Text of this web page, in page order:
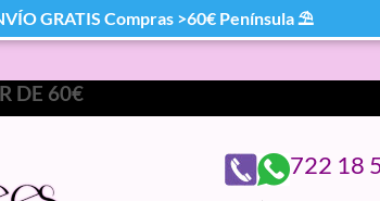
DE 60€
722 18
GRATIS Compras >60€ Península ⛱